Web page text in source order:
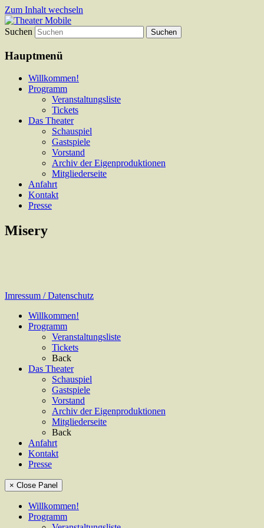
Zum Inhalt wechseln
Theater Mobile
Das schoenste Theater an der Bergstrasse
Suchen
Hauptmenü
Willkommen!
Programm
Veranstaltungsliste
Tickets
Das Theater
Schauspiel
Gastspiele
Vorstand
Archiv der Eigenproduktionen
Mitgliederseite
Anfahrt
Kontakt
Presse
Misery
Imressum / Datenschutz
Willkommen!
Programm
Veranstaltungsliste
Tickets
Back
Das Theater
Schauspiel
Gastspiele
Vorstand
Archiv der Eigenproduktionen
Mitgliederseite
Back
Anfahrt
Kontakt
Presse
× Close Panel
Willkommen!
Programm